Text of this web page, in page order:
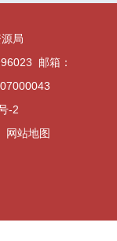
局
邮箱：
-2
网站地图